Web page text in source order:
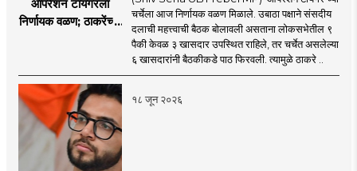
ऑपरेशन टायगरला
निर्णायक वळण; ठाकरेंच्या
विलीन होण्याचा प्रस्ताव?
चर्चेला आज निर्णायक वळण मिळाले. उबाठा पक्षाने संसदीय
दलाची महत्त्वाची बैठक बोलावली असताना लोकसभेतील ९
पैकी केवळ ३ खासदार उपस्थित राहिले, तर चर्चेत असलेल्या
६ खासदारांनी बैठकीकडे पाठ फिरवली. त्यामुळे ठाकरे ..
१८ जून २०२६